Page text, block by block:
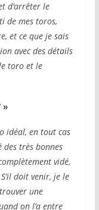
d’arrêter le
de mes toros,
et ce que je sais
avec des détails
toro et le
»
idéal, en tout cas
des très bonnes
vidé,
doit venir, je le
une
on l’a entre